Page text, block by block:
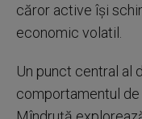
căror active își
economic volatil.
Un punct central al
comportamentul